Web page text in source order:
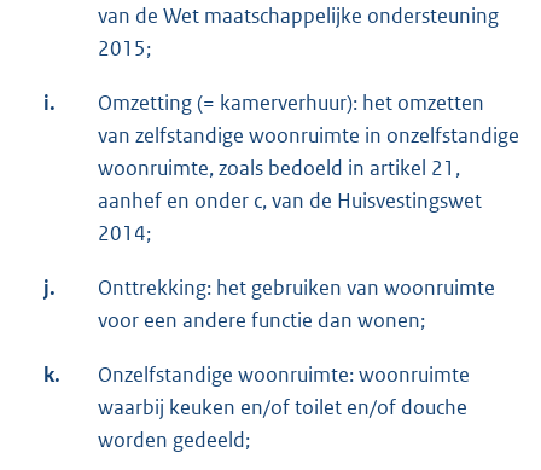
van de Wet maatschappelijke ondersteuning
2015;
i.
Omzetting (= kamerverhuur): het omzetten
van zelfstandige woonruimte in onzelfstandige
woonruimte, zoals bedoeld in artikel 21,
aanhef en onder c, van de Huisvestingswet
2014;
j.
Onttrekking: het gebruiken van woonruimte
voor een andere functie dan wonen;
k.
Onzelfstandige woonruimte: woonruimte
waarbij keuken en/of toilet en/of douche
worden gedeeld;